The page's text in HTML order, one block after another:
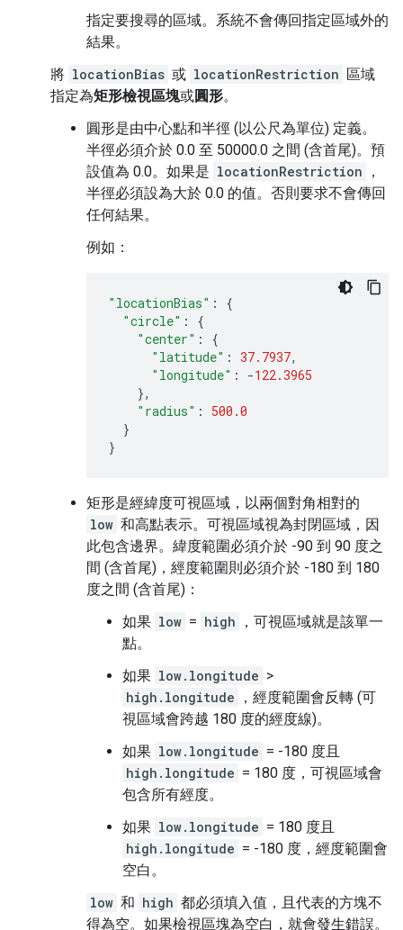
指定要搜尋的區域。系統不會傳回指定區域外的
結果。
將 locationBias 或 locationRestriction 區域
指定為矩形檢視區塊或圓形。
圓形是由中心點和半徑 (以公尺為單位) 定義。
半徑必須介於 0.0 至 50000.0 之間 (含首尾)。預
設值為 0.0。如果是 locationRestriction
，
半徑必須設為大於 0.0 的值。否則要求不會傳回
任何結果。
例如：
"locationBias" :
{
"circle" :
{
"center" :
{
"latitude" : 37.7937,
"longitude" : -122.3965
},
"radius" :
500.0
}
}
矩形是經緯度可視區域，以兩個對角相對的
low 和高點表示。可視區域視為封閉區域，因
此包含邊界。緯度範圍必須介於 -90 到 90 度之
間 (含首尾)，經度範圍則必須介於 -180 到 180
度之間 (含首尾)：
如果 low = high
，可視區域就是該單一
點。
如果 low.longitude >
high.longitude
，經度範圍會反轉 (可
視區域會跨越 180 度的經度線)。
如果 low.longitude = -180 度且
high.longitude = 180 度，可視區域會
包含所有經度。
如果 low.longitude = 180 度且
high.longitude = -180 度，經度範圍會
空白。
low 和 high 都必須填入值，且代表的方塊不
得為空。如果檢視區塊為空白，就會發生錯誤。